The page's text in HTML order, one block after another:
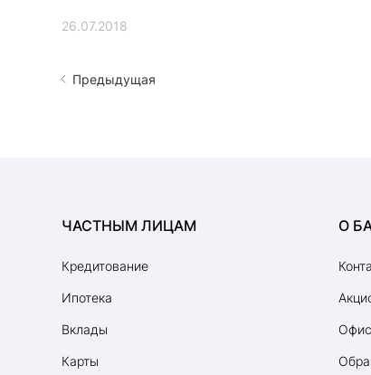
26.07.2018
Предыдущая
ЧАСТНЫМ ЛИЦАМ
Кредитование
Ипотека
Вклады
Карты
О